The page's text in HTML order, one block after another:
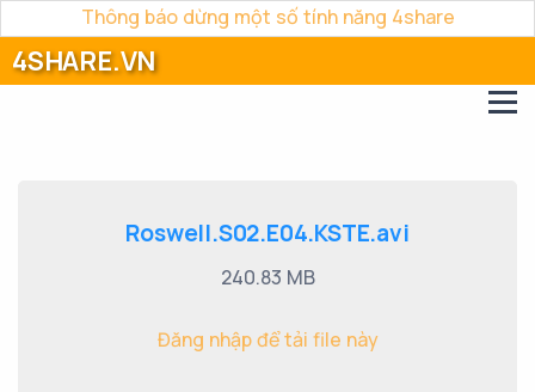
Thông báo dừng một số tính năng 4share
4SHARE.VN
Roswell.S02.E04.KSTE.avi
240.83 MB
Đăng nhập để tải file này